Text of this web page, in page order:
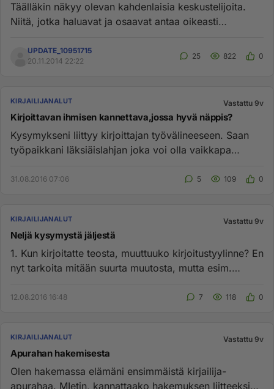
Täälläkin näkyy olevan kahdenlaisia keskustelijoita.
Niitä, jotka haluavat ja osaavat antaa oikeasti
UPDATE_10951715
20.11.2014 22:22
25 822 0
KIRJAILIJANALUT Vastattu 9v
Kirjoittavan ihmisen kannettava,jossa hyvä näppis?
Kysymykseni liittyy kirjoittajan työvälineeseen. Saan
työpaikkani läksiäislahjan joka voi olla vaikkapa
31.08.2016 07:06 5 109 0
KIRJAILIJANALUT Vastattu 9v
Neljä kysymystä jäljestä
1. Kun kirjoitatte teosta, muuttuuko kirjoitustyylinne? En
nyt tarkoita mitään suurta muutosta, mutta esim.
12.08.2016 16:48 7 118 0
KIRJAILIJANALUT Vastattu 9v
Apurahan hakemisesta
Olen hakemassa elämäni ensimmäistä kirjailija-
apurahaa. MIetin, kannattaako hakemuksen liitteeksi